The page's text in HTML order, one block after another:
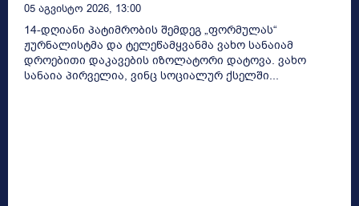
05 Აგვისტო 2026, 13:00
14-დღიანი პატიმრობის შემდეგ „ფორმულას“
ჟურნალისტმა და ტელეწამყვანმა ვახო სანაიამ
დროებითი დაკავების იზოლატორი დატოვა. ვახო
სანაია პირველია, ვინც სოციალურ ქსელში...